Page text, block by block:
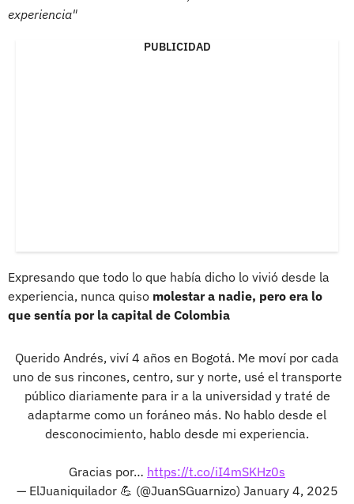
experiencia"
PUBLICIDAD
Expresando que todo lo que había dicho lo vivió desde la
experiencia, nunca quiso molestar a nadie, pero era lo
que sentía por la capital de Colombia
Querido Andrés, viví 4 años en Bogotá. Me moví por cada
uno de sus rincones, centro, sur y norte, usé el transporte
público diariamente para ir a la universidad y traté de
adaptarme como un foráneo más. No hablo desde el
desconocimiento, hablo desde mi experiencia.
Gracias por… https://t.co/iI4mSKHz0s
— ElJuaniquilador 💪 (@JuanSGuarnizo) January 4, 2025